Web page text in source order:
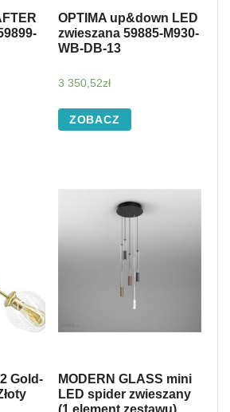
OPTIMA up&down LED
zwieszana 59885-M930-
WB-DB-13
3 350,52zł
ZOBACZ
Gold-
MODERN GLASS mini
LED spider zwieszany